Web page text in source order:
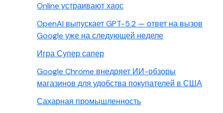
Online устраивают хаос
OpenAI выпускает GPT-5.2 — ответ на вызов
Google уже на следующей неделе
Игра Супер сапер
Google Chrome внедряет ИИ-обзоры
магазинов для удобства покупателей в США
Сахарная промышленность